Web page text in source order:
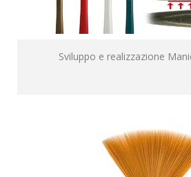
Sviluppo e realizzazione